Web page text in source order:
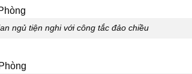
ngủ tiện nghi với công tắc đảo chiều